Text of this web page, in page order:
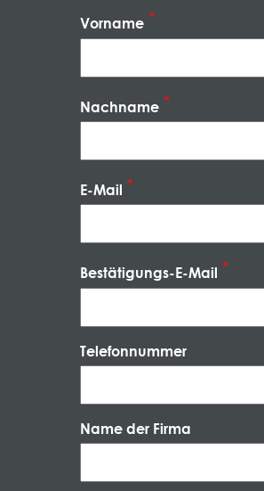
Vorname
Nachname
E-Mail
Bestätigungs-E-Mail
Telefonnummer
Name der Firma